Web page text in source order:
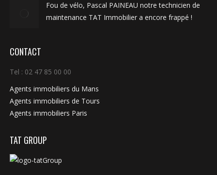
Fou de vélo, Pascal PAINEAU notre technicien de
maintenance TAT Immobilier a encore frappé !
CONTACT
Tel : 02 47 85 00 00
Agents immobiliers du Mans
Agents immobiliers de Tours
Agents immobiliers Paris
TAT GROUP